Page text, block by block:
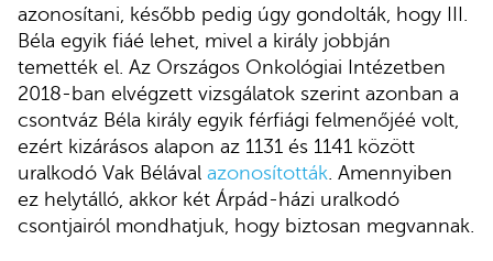
azonosítani, később pedig úgy gondolták, hogy III.
Béla egyik fiáé lehet, mivel a király jobbján
temették el. Az Országos Onkológiai Intézetben
2018-ban elvégzett vizsgálatok szerint azonban a
csontváz Béla király egyik férfiági felmenőjéé volt,
ezért kizárásos alapon az 1131 és 1141 között
uralkodó Vak Bélával azonosították . Amennyiben
ez helytálló, akkor két Árpád-házi uralkodó
csontjairól mondhatjuk, hogy biztosan megvannak.